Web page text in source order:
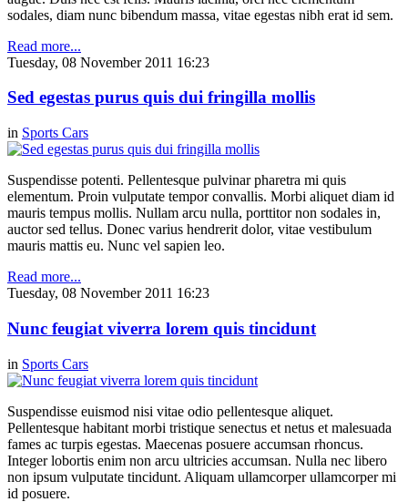
sodales, diam nunc bibendum massa, vitae egestas nibh erat id sem.
Read more...
Tuesday, 08 November 2011 16:23
Sed egestas purus quis dui fringilla mollis
in Sports Cars
Suspendisse potenti. Pellentesque pulvinar pharetra mi quis
elementum. Proin vulputate tempor convallis. Morbi aliquet diam id
mauris tempus mollis. Nullam arcu nulla, porttitor non sodales in,
auctor sed tellus. Donec varius hendrerit dolor, vitae vestibulum
mauris mattis eu. Nunc vel sapien leo.
Read more...
Tuesday, 08 November 2011 16:23
Nunc feugiat viverra lorem quis tincidunt
in Sports Cars
Suspendisse euismod nisi vitae odio pellentesque aliquet.
Pellentesque habitant morbi tristique senectus et netus et malesuada
fames ac turpis egestas. Maecenas posuere accumsan rhoncus.
Integer lobortis enim non arcu ultricies accumsan. Nulla nec libero
non ipsum vulputate tincidunt. Aliquam ullamcorper ullamcorper mi
id posuere.